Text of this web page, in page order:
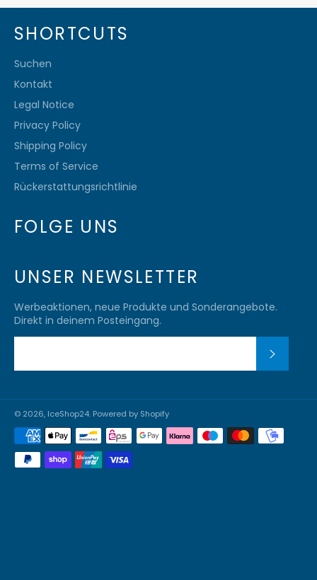
SHORTCUTS
Suchen
Kontakt
Legal Notice
Privacy Policy
Shipping Policy
Terms of Service
Rückerstattungsrichtlinie
FOLGE UNS
UNSER NEWSLETTER
Werbeaktionen, neue Produkte und Sonderangebote.
Direkt in deinem Posteingang.
© 2026, IceShop24. Powered by Shopify
Zahlungsmethoden